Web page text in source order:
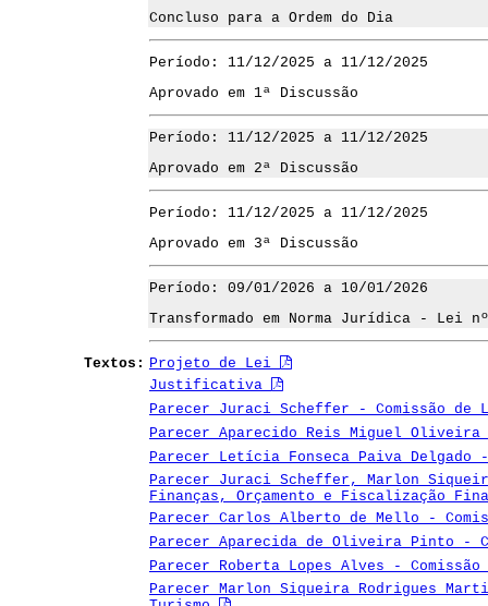
Concluso para a Ordem do Dia
Período: 11/12/2025 a 11/12/2025
Aprovado em 1ª Discussão
Período: 11/12/2025 a 11/12/2025
Aprovado em 2ª Discussão
Período: 11/12/2025 a 11/12/2025
Aprovado em 3ª Discussão
Período: 09/01/2026 a 10/01/2026
Transformado em Norma Jurídica - Lei
Textos: Projeto de Lei
Justificativa
Parecer Juraci Scheffer - Comissão de
Parecer Aparecido Reis Miguel
Parecer Letícia Fonseca Paiva
Parecer Juraci Scheffer, Marlon
Finanças, Orçamento e Fiscalização
Parecer Carlos Alberto de Mello -
Parecer Aparecida de Oliveira Pinto -
Parecer Roberta Lopes Alves -
Parecer Marlon Siqueira Rodrigues